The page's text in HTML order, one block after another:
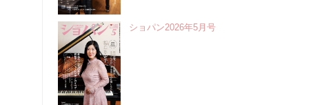
ショパン2026年5月号